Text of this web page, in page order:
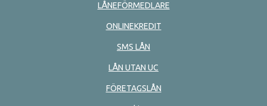
LÅNEFÖRMEDLARE
ONLINEKREDIT
SMS LÅN
LÅN UTAN UC
FÖRETAGSLÅN